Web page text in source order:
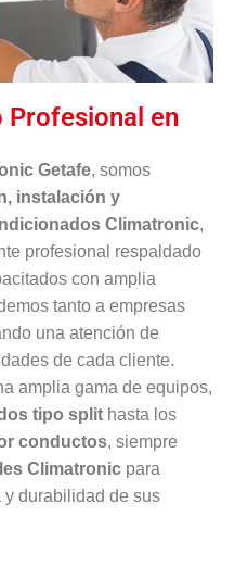
Profesional en
Getafe, somos
instalación y
Climatronic,
profesional respaldado
con amplia
tanto a empresas
una atención de
de cada cliente.
amplia gama de equipos,
tipo split hasta los
conductos, siempre
Climatronic para
durabilidad de sus